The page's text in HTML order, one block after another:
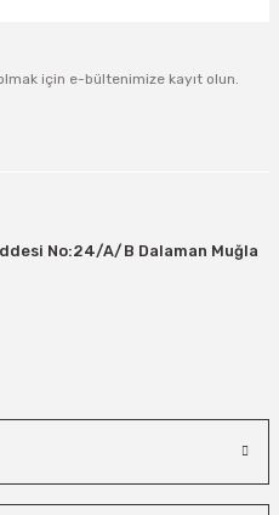
için e-bültenimize kayıt olun.
No:24/A/B Dalaman Muğla